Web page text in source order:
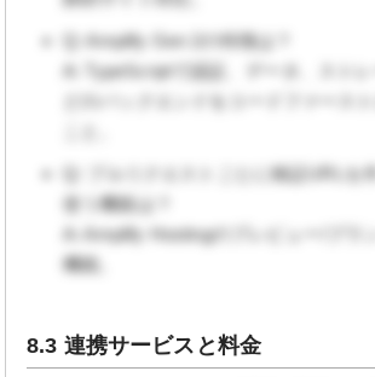
Q: Amplify Gen 2の特徴は？
A: TypeScriptで認証、データ、ストレ
どのバックエンドをコードファース
Q: プルリクエストごとに検証URLを
使う機能は？
A: Amplify Hostingのプレビュー/ブラ
機能。
8.3 連携サービスと料金